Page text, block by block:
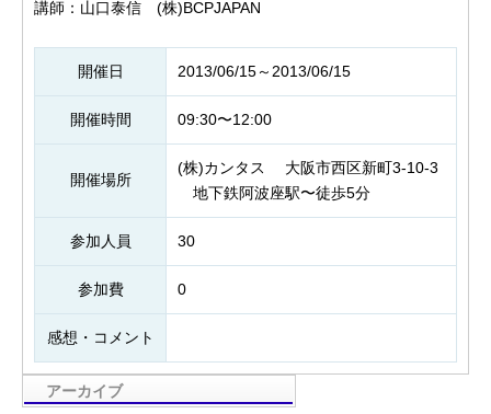
講師：山口泰信 (株)BCPJAPAN
開催日 2013/06/15～2013/06/15
開催時間 09:30〜12:00
開催場所
(株)カンタス 大阪市西区新町3-10-3
地下鉄阿波座駅〜徒歩5分
参加人員 30
参加費 0
感想・コメント
アーカイブ